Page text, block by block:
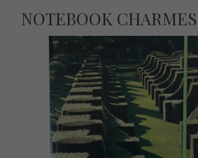
NOTEBOOK CHARMES